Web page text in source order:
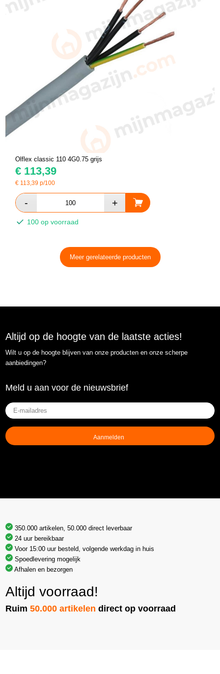
Olflex classic 110 4G0.75 grijs
€ 113,39
€ 113,39 p/100
100 op voorraad
Meer gerelateerde producten
Altijd op de hoogte van de laatste acties!
Wilt u op de hoogte blijven van onze producten en onze scherpe
aanbiedingen?
Meld u aan voor de nieuwsbrief
E-
mailadres
(Vereist)
350.000 artikelen, 50.000 direct leverbaar
24 uur bereikbaar
Voor 15:00 uur besteld, volgende werkdag in huis
Spoedlevering mogelijk
Afhalen en bezorgen
Altijd voorraad!
Ruim50.000 artikelen direct op voorraad